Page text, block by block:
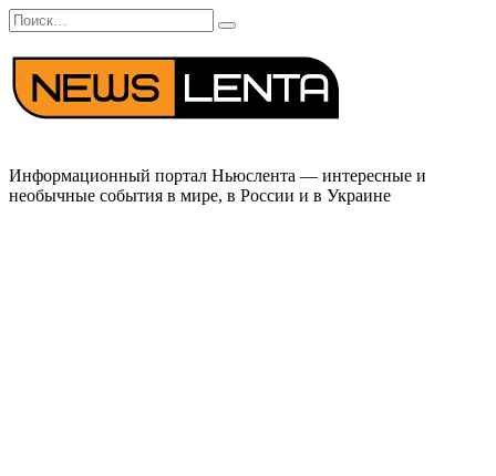
Перейти
к
содержанию
Search
for:
Информационный портал Ньюслента — интересные и
необычные события в мире, в России и в Украине